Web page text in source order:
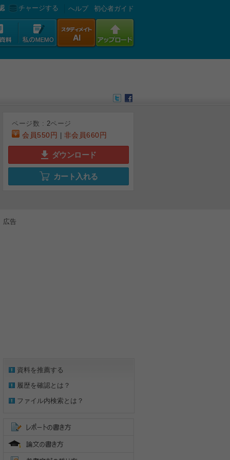
チャージする へルプ 初心者ガイド
ページ数 : 2ページ
会員550円 非会員660円
ダウンロード
カート入れる
広告
資料を推薦する
履歴を確認とは？
ファイル内検索とは？